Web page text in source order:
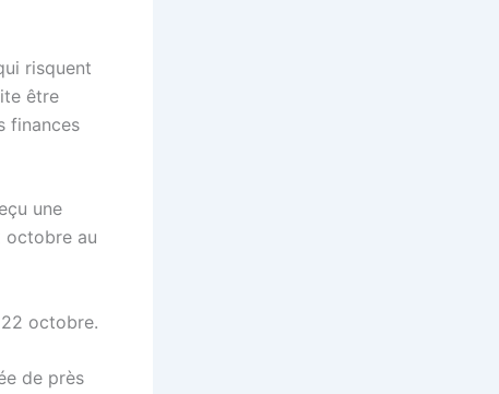
risquent
être
finances
une
octobre au
octobre.
de près